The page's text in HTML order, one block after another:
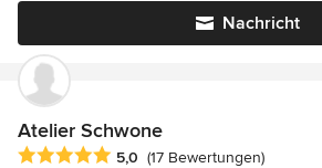
Nachricht
Atelier Schwone
Durchschnittliche Bewertung: 5 von 5
5,0 (17 Bewertungen)